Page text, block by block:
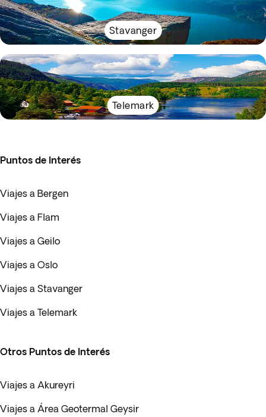
Stavanger
Telemark
Puntos de Interés
Viajes a Bergen
Viajes a Flam
Viajes a Geilo
Viajes a Oslo
Viajes a Stavanger
Viajes a Telemark
Otros Puntos de Interés
Viajes a Akureyri
Viajes a Área Geotermal Geysir